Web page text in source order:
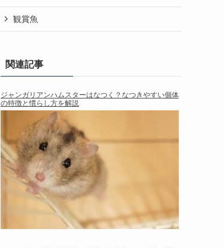
観賞魚
関連記事
ジャンガリアンハムスターはなつく？なつきやすい個体
の特徴と慣らし方を解説